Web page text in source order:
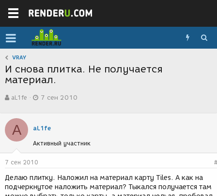
VRAY
И снова плитка. Не получается
материал.
в
о
р
т
е
м
ы
aL1fe
а
с
з
д
и
я
7 сен 2010
A aL1fe
Активный участник
7 сен 2010
Делаю плитку. Наложил на материал карту Tiles. А как на
подчеркнутое наложить материал? Тыкался получается там